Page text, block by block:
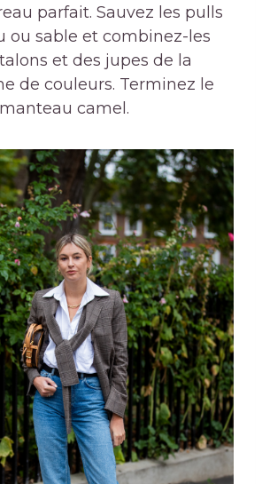
parfait. Sauvez les pulls
ou sable et combinez-les
et des jupes de la
de couleurs. Terminez le
camel.